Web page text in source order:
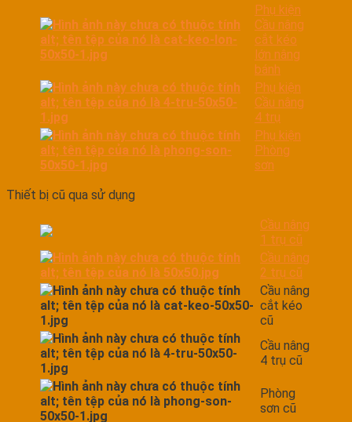
Phụ kiện
Cầu nâng
cắt kéo
lớn nâng
bánh
Phụ kiện
Cầu nâng
4 trụ
Phụ kiện
Phòng
sơn
Thiết bị cũ qua sử dụng
Cầu nâng
1 trụ cũ
Cầu nâng
2 trụ cũ
Cầu nâng
cắt kéo
cũ
Cầu nâng
4 trụ cũ
Phòng
sơn cũ